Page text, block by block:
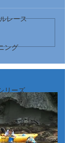
レース
ング
リーズ
タースイム